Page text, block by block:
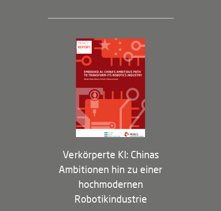
Geschäftsführung und Bereiche
Governance
Arbeiten bei MERICS
Partner
Membership Program
Verkörperte KI: Chinas
Ambitionen hin zu einer
hochmodernen
Robotikindustrie